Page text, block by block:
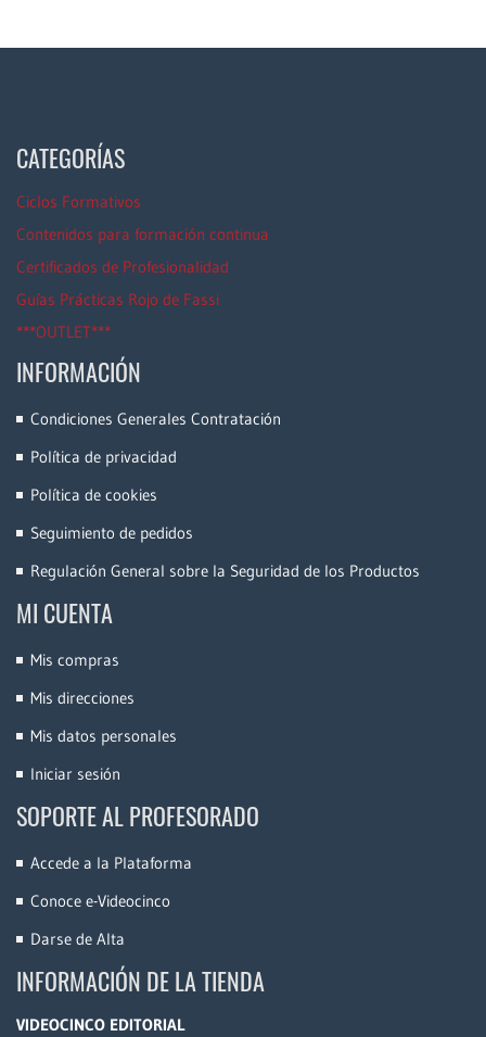
CATEGORÍAS
Ciclos Formativos
Contenidos para formación continua
Certificados de Profesionalidad
Guías Prácticas Rojo de Fassi
***OUTLET***
INFORMACIÓN
Condiciones Generales Contratación
Política de privacidad
Política de cookies
Seguimiento de pedidos
Regulación General sobre la Seguridad de los Productos
MI CUENTA
Mis compras
Mis direcciones
Mis datos personales
Iniciar sesión
SOPORTE AL PROFESORADO
Accede a la Plataforma
Conoce e-Videocinco
Darse de Alta
INFORMACIÓN DE LA TIENDA
VIDEOCINCO EDITORIAL